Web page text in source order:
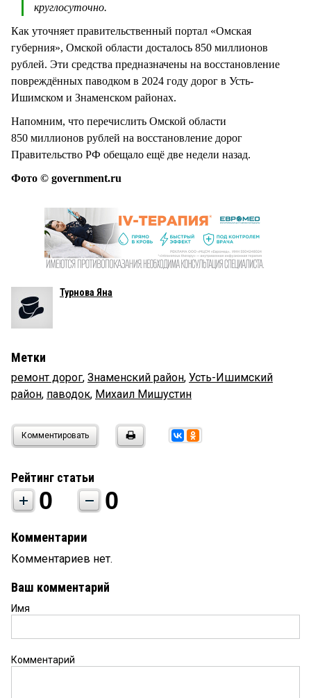
круглосуточно.
Как уточняет правительственный портал «Омская
губерния», Омской области досталось 850 миллионов
рублей. Эти средства предназначены на восстановление
повреждённых паводком в 2024 году дорог в Усть-
Ишимском и Знаменском районах.
Напомним, что перечислить Омской области
850 миллионов рублей на восстановление дорог
Правительство РФ обещало ещё две недели назад.
Фото © government.ru
Турнова Яна
Метки
ремонт дорог, Знаменский район, Усть-Ишимский
район, паводок, Михаил Мишустин
Комментировать
Рейтинг статьи
0 0
Комментарии
Комментариев нет.
Ваш комментарий
Имя
Комментарий